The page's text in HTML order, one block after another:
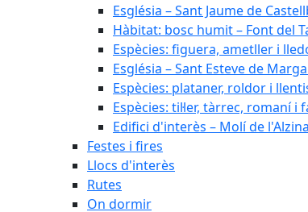
Església – Sant Jaume de
Hàbitat: bosc humit – Font del
Espècies: figuera, ametller i
Església – Sant Esteve de
Espècies: plataner, roldor i
Espècies: til·ler, tàrrec, romaní
Edifici d'interès – Molí de
Festes i fires
Llocs d'interès
Rutes
On dormir